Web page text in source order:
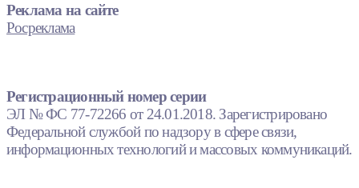
Реклама на сайте
Росреклама
Регистрационный номер серии
ЭЛ № ФС 77-72266 от 24.01.2018. Зарегистрировано
Федеральной службой по надзору в сфере связи,
информационных технологий и массовых коммуникаций.